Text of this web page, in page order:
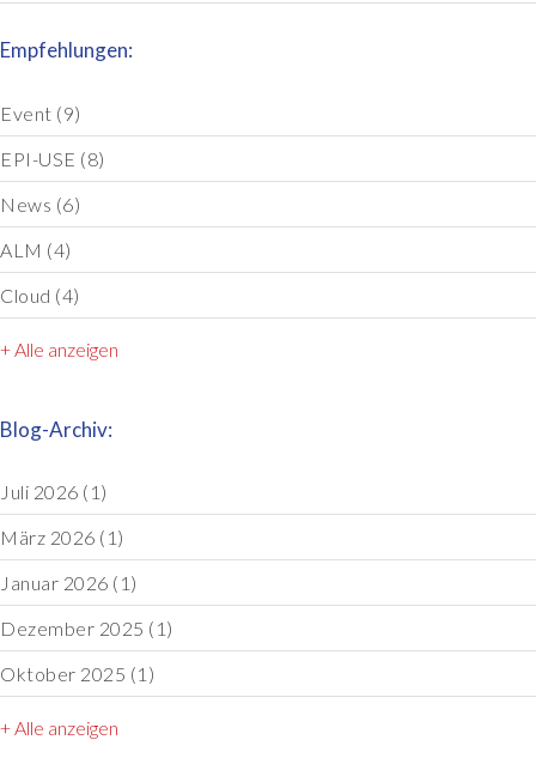
Empfehlungen:
Event (9)
EPI-USE (8)
News (6)
ALM (4)
Cloud (4)
+ Alle anzeigen
Blog-Archiv:
Juli 2026 (1)
März 2026 (1)
Januar 2026 (1)
Dezember 2025 (1)
Oktober 2025 (1)
+ Alle anzeigen